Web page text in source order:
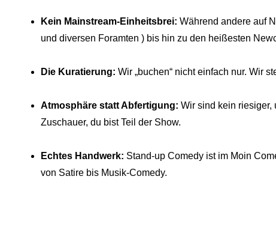
Kein Mainstream-Einheitsbrei: Während andere auf
und diversen Foramten ) bis hin zu den heißesten
Die Kuratierung: Wir „buchen“ nicht einfach nur. Wir
Atmosphäre statt Abfertigung: Wir sind kein riesiger,
Zuschauer, du bist Teil der Show.
Echtes Handwerk: Stand-up Comedy ist im Moin
von Satire bis Musik-Comedy.